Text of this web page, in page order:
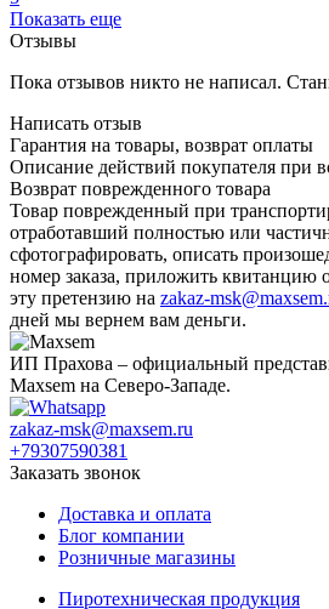
Показать еще
Отзывы
Пока отзывов никто не написал.
Написать отзыв
Гарантия на товары, возврат оплаты
Описание действий покупателя при
Возврат поврежденного товара
Товар поврежденный при
отработавший полностью или
сфотографировать, описать
номер заказа, приложить квитанцию
эту претензию на zakaz-
дней мы вернем вам деньги.
ИП Прахова – официальный
Maxsem на Северо-Западе.
zakaz-msk@maxsem.ru
+79307590381
Заказать звонок
Доставка и оплата
Блог компании
Розничные магазины
Пиротехническая продукция